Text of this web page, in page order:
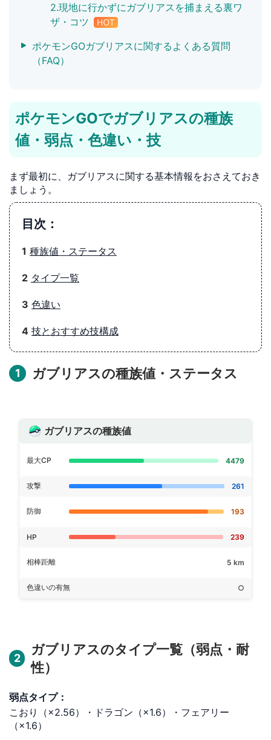
2.現地に行かずにガブリアスを捕まえる裏ワ
ザ・コツ
ポケモンGOガブリアスに関するよくある質問
（FAQ）
ポケモンGOでガブリアスの種族
値・弱点・色違い・技
まず最初に、ガブリアスに関する基本情報をおさえておき
ましょう。
目次：
1 種族値・ステータス
2 タイプ一覧
3 色違い
4 技とおすすめ技構成
1 ガブリアスの種族値・ステータス
ガブリアスの種族値
最大CP 4479
攻撃 261
防御 193
HP 239
相棒距離 5 km
色違いの有無 ○
2
ガブリアスのタイプ一覧（弱点・耐
性）
弱点タイプ：
こおり（×2.56）・ドラゴン（×1.6）・フェアリー
（×1.6）